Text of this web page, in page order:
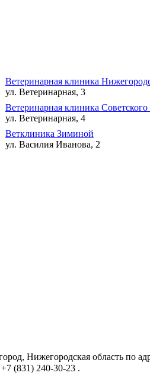
Ветеринарная клиника
ул. Ветеринарная, 3
Ветеринарная клиника Советского
ул. Ветеринарная, 4
Ветклиника Зиминой
ул. Василия Иванова, 2
Нижегородская область по
(831) 240-30-23 .